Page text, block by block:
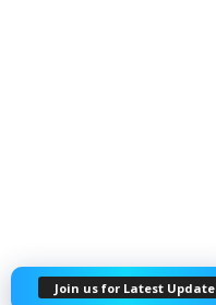
Join us for Latest Update